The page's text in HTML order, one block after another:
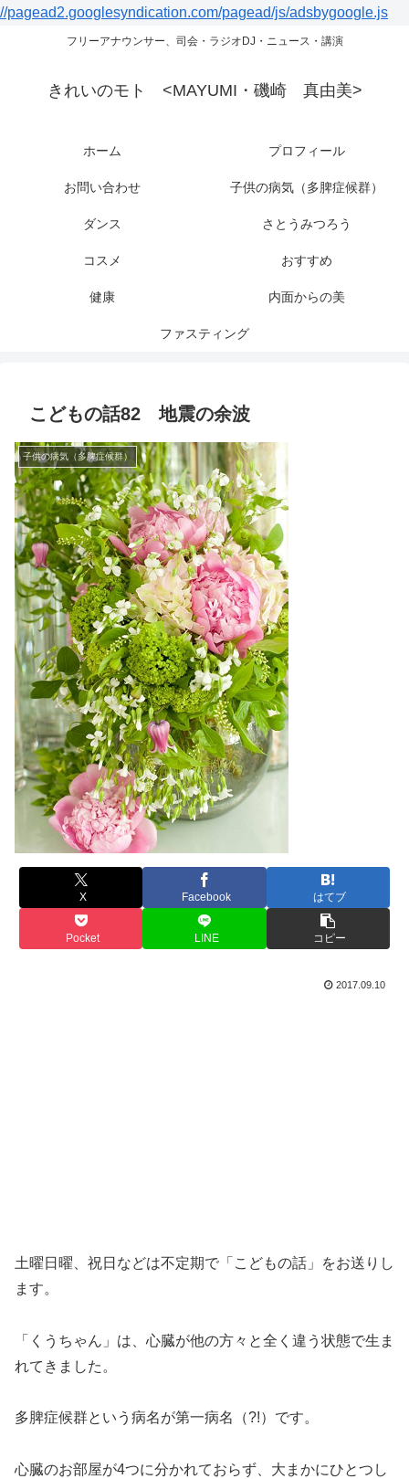
//pagead2.googlesyndication.com/pagead/js/adsbygoogle.js
フリーアナウンサー、司会・ラジオDJ・ニュース・講演
きれいのモト <MAYUMI・磯崎 真由美>
ホーム プロフィール
お問い合わせ 子供の病気（多脾症候群）
ダンス さとうみつろう
コスメ おすすめ
健康 内面からの美
ファスティング
こどもの話82 地震の余波
子供の病気（多脾症候群）
X Facebook はてブ
Pocket LINE コピー
2017.09.10
土曜日曜、祝日などは不定期で「こどもの話」をお送りし
ます。
「くうちゃん」は、心臓が他の方々と全く違う状態で生ま
れてきました。
多脾症候群という病名が第一病名（?!）です。
心臓のお部屋が4つに分かれておらず、大まかにひとつし